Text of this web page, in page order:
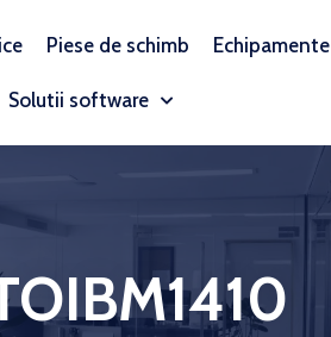
Piese de schimb Echipamente
Solutii software